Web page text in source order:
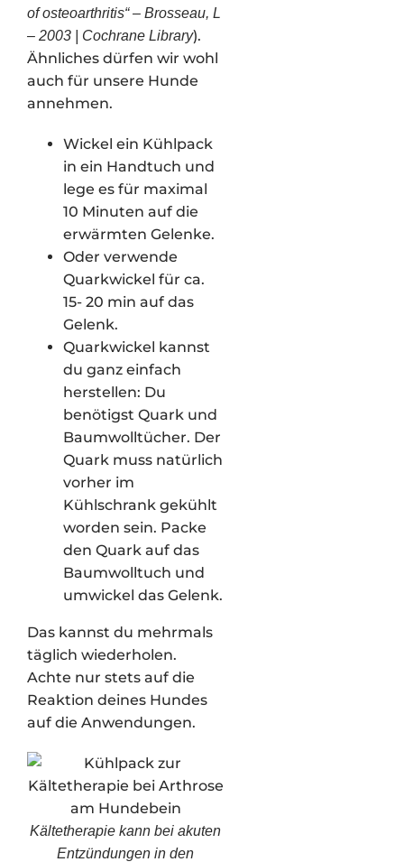
of osteoarthritis“ – Brosseau, L
– 2003 | Cochrane Library).
Ähnliches dürfen wir wohl
auch für unsere Hunde
annehmen.
Wickel ein Kühlpack
in ein Handtuch und
lege es für maximal
10 Minuten auf die
erwärmten Gelenke.
Oder verwende
Quarkwickel für ca.
15- 20 min auf das
Gelenk.
Quarkwickel kannst
du ganz einfach
herstellen: Du
benötigst Quark und
Baumwolltücher. Der
Quark muss natürlich
vorher im
Kühlschrank gekühlt
worden sein. Packe
den Quark auf das
Baumwolltuch und
umwickel das Gelenk.
Das kannst du mehrmals
täglich wiederholen.
Achte nur stets auf die
Reaktion deines Hundes
auf die Anwendungen.
Kältetherapie kann bei akuten
Entzündungen in den